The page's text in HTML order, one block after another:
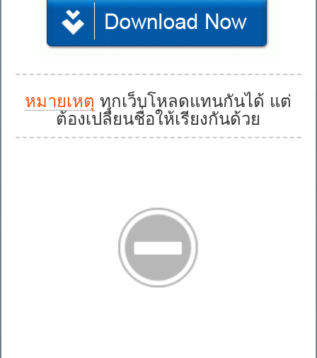
หมายเหตุ ทุกเว็บโหลดแทนกันได้ แต่
ต้องเปลี่ยนชื่อให้เรียงกันด้วย